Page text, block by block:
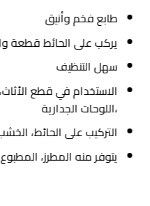
طابع فخم وأنيق
يركب على الحائط قطعة
سهل التنظيف
الاستخدام في قطع
،اللوحات الجدارية
التركيب على الحائط،
يتوفر منه المطرز،